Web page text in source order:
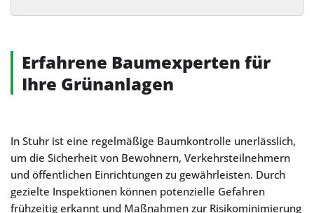
Alternative:
Erfahrene Baumexperten für
Ihre Grünanlagen
In Stuhr ist eine regelmäßige Baumkontrolle unerlässlich,
um die Sicherheit von Bewohnern, Verkehrsteilnehmern
und öffentlichen Einrichtungen zu gewährleisten. Durch
gezielte Inspektionen können potenzielle Gefahren
frühzeitig erkannt und Maßnahmen zur Risikominimierung